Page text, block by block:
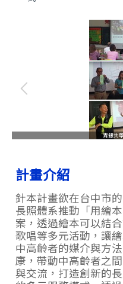
青銀共
計畫介紹
針本計畫欲在台中市
長照體系推動「用繪
案，透過繪本可以結
歌唱等多元活動，讓
中高齡者的媒介與方
康，帶動中高齡者之
與交流，打造創新的